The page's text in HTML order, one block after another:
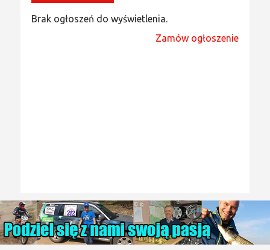
Brak ogłoszeń do wyświetlenia.
Zamów ogłoszenie